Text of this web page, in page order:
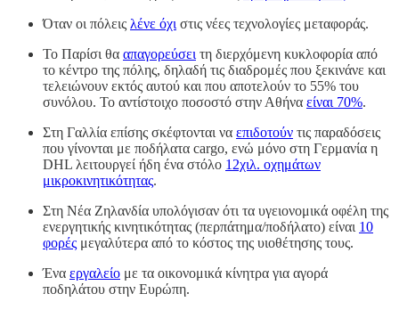
Όταν οι πόλεις λένε όχι στις νέες τεχνολογίες μεταφοράς.
Το Παρίσι θα απαγορεύσει τη διερχόμενη κυκλοφορία από
το κέντρο της πόλης, δηλαδή τις διαδρομές που ξεκινάνε και
τελειώνουν εκτός αυτού και που αποτελούν το 55% του
συνόλου. Το αντίστοιχο ποσοστό στην Αθήνα είναι 70%.
Στη Γαλλία επίσης σκέφτονται να επιδοτούν τις παραδόσεις
που γίνονται με ποδήλατα cargo, ενώ μόνο στη Γερμανία η
DHL λειτουργεί ήδη ένα στόλο 12χιλ. οχημάτων
μικροκινητικότητας.
Στη Νέα Ζηλανδία υπολόγισαν ότι τα υγειονομικά οφέλη της
ενεργητικής κινητικότητας (περπάτημα/ποδήλατο) είναι 10
φορές μεγαλύτερα από το κόστος της υιοθέτησης τους.
Ένα εργαλείο με τα οικονομικά κίνητρα για αγορά
ποδηλάτου στην Ευρώπη.